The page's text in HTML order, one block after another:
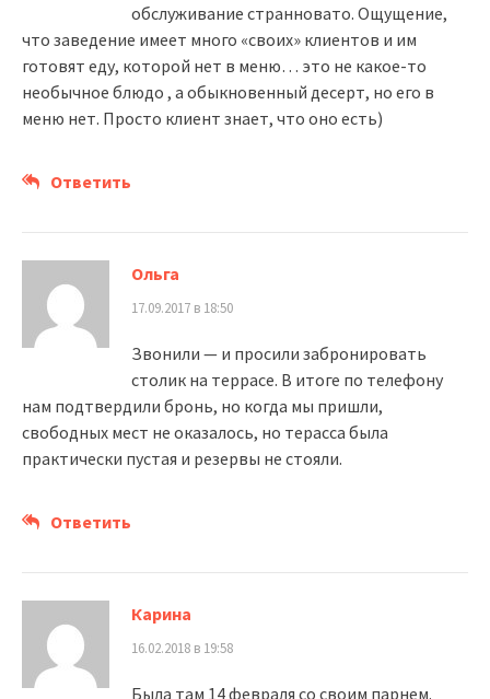
обслуживание странновато. Ощущение,
что заведение имеет много «своих» клиентов и им
готовят еду, которой нет в меню… это не какое-то
необычное блюдо , а обыкновенный десерт, но его в
меню нет. Просто клиент знает, что оно есть)
Ответить
Ольга
17.09.2017 в 18:50
Звонили — и просили забронировать
столик на террасе. В итоге по телефону
нам подтвердили бронь, но когда мы пришли,
свободных мест не оказалось, но терасса была
практически пустая и резервы не стояли.
Ответить
Карина
16.02.2018 в 19:58
Была там 14 февраля со своим парнем.